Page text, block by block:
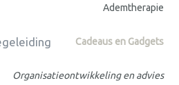
Ademtherapie
Cadeaus en Gadgets
Organisatieontwikkeling en advies